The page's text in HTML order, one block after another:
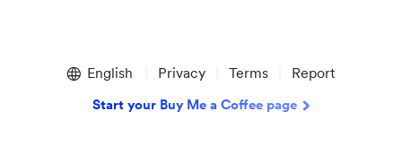
English Privacy Terms Report
Start your Buy Me a Coffee page